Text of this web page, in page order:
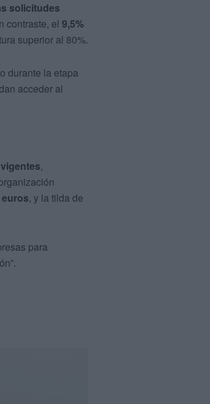
solicitudes
contraste, el 9,5%
superior al 80%.
durante la etapa
acceder al
,
, y la tilda de
para